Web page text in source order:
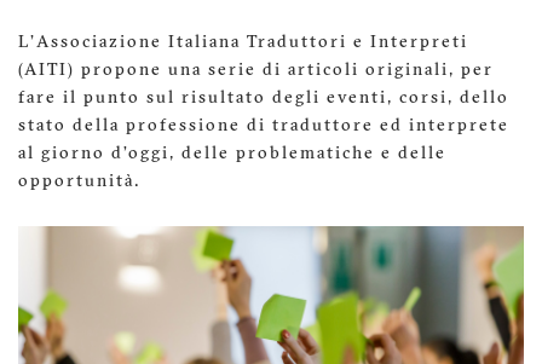
L'Associazione Italiana Traduttori e Interpreti
(AITI) propone una serie di articoli originali, per
fare il punto sul risultato degli eventi, corsi, dello
stato della professione di traduttore ed interprete
al giorno d’oggi, delle problematiche e delle
opportunità.